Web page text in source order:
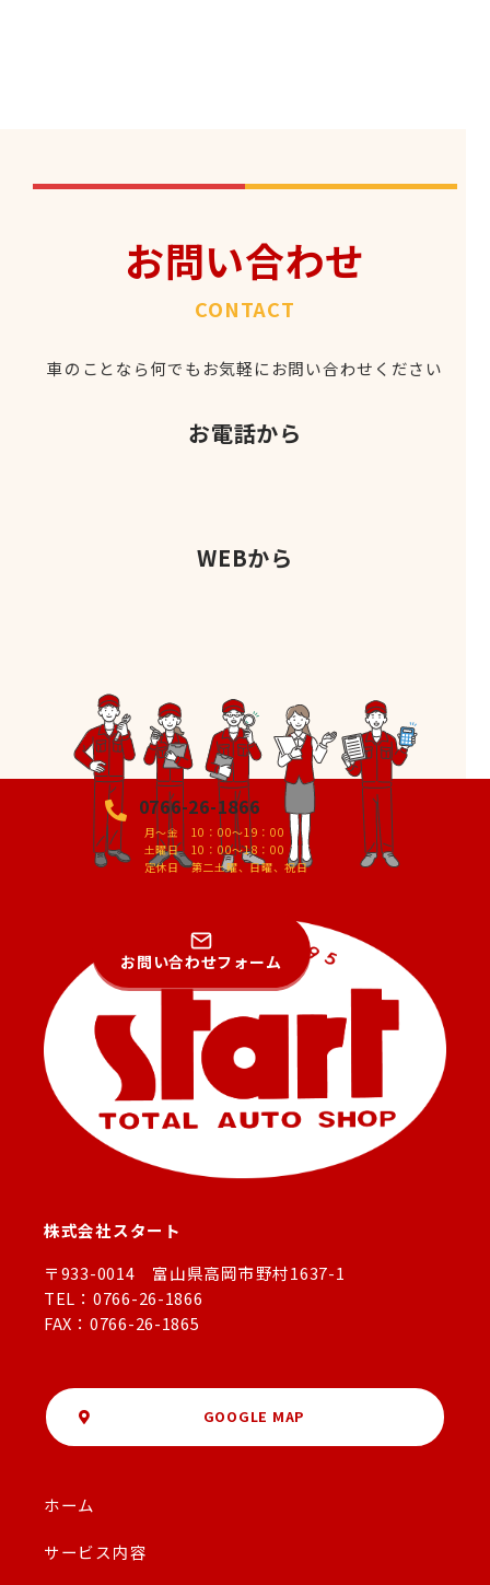
お問い合わせ
CONTACT
車のことなら何でもお気軽にお問い合わせください
お電話から
0766-26-1866
月～金 10：00～19：00
土曜日 10：00～18：00
定休日 第二土曜、日曜、祝日
WEBから
お問い合わせフォーム
株式会社スタート
〒933-0014 富山県高岡市野村1637-1
TEL：0766-26-1866
FAX：0766-26-1865
GOOGLE MAP
ホーム
サービス内容